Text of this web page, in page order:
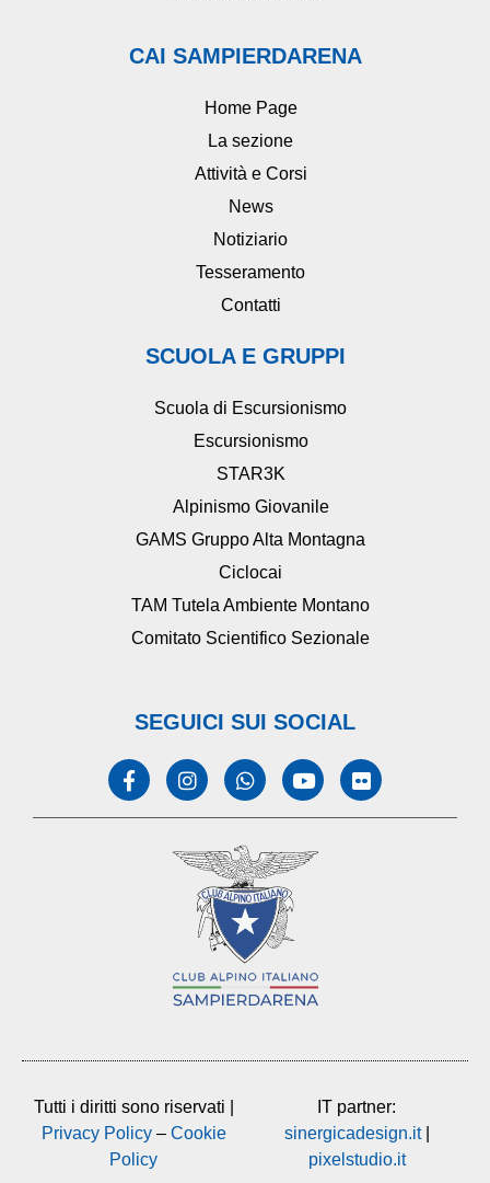
CAI SAMPIERDARENA
Home Page
La sezione
Attività e Corsi
News
Notiziario
Tesseramento
Contatti
SCUOLA E GRUPPI
Scuola di Escursionismo
Escursionismo
STAR3K
Alpinismo Giovanile
GAMS Gruppo Alta Montagna
Ciclocai
TAM Tutela Ambiente Montano
Comitato Scientifico Sezionale
SEGUICI SUI SOCIAL
Tutti i diritti sono riservati |
Privacy Policy– Cookie
Policy
IT partner:
sinergicadesign.it|
pixelstudio.it